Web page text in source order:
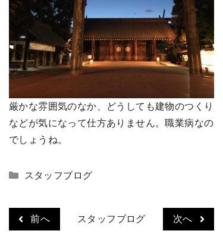
厳かな雰囲気のなか、どうしても建物のつくり
などが気になって仕方ありません。職業病なの
でしょうね。
カ
リ
ー
スタッフブログ
前へ スタッフブログ 次へ